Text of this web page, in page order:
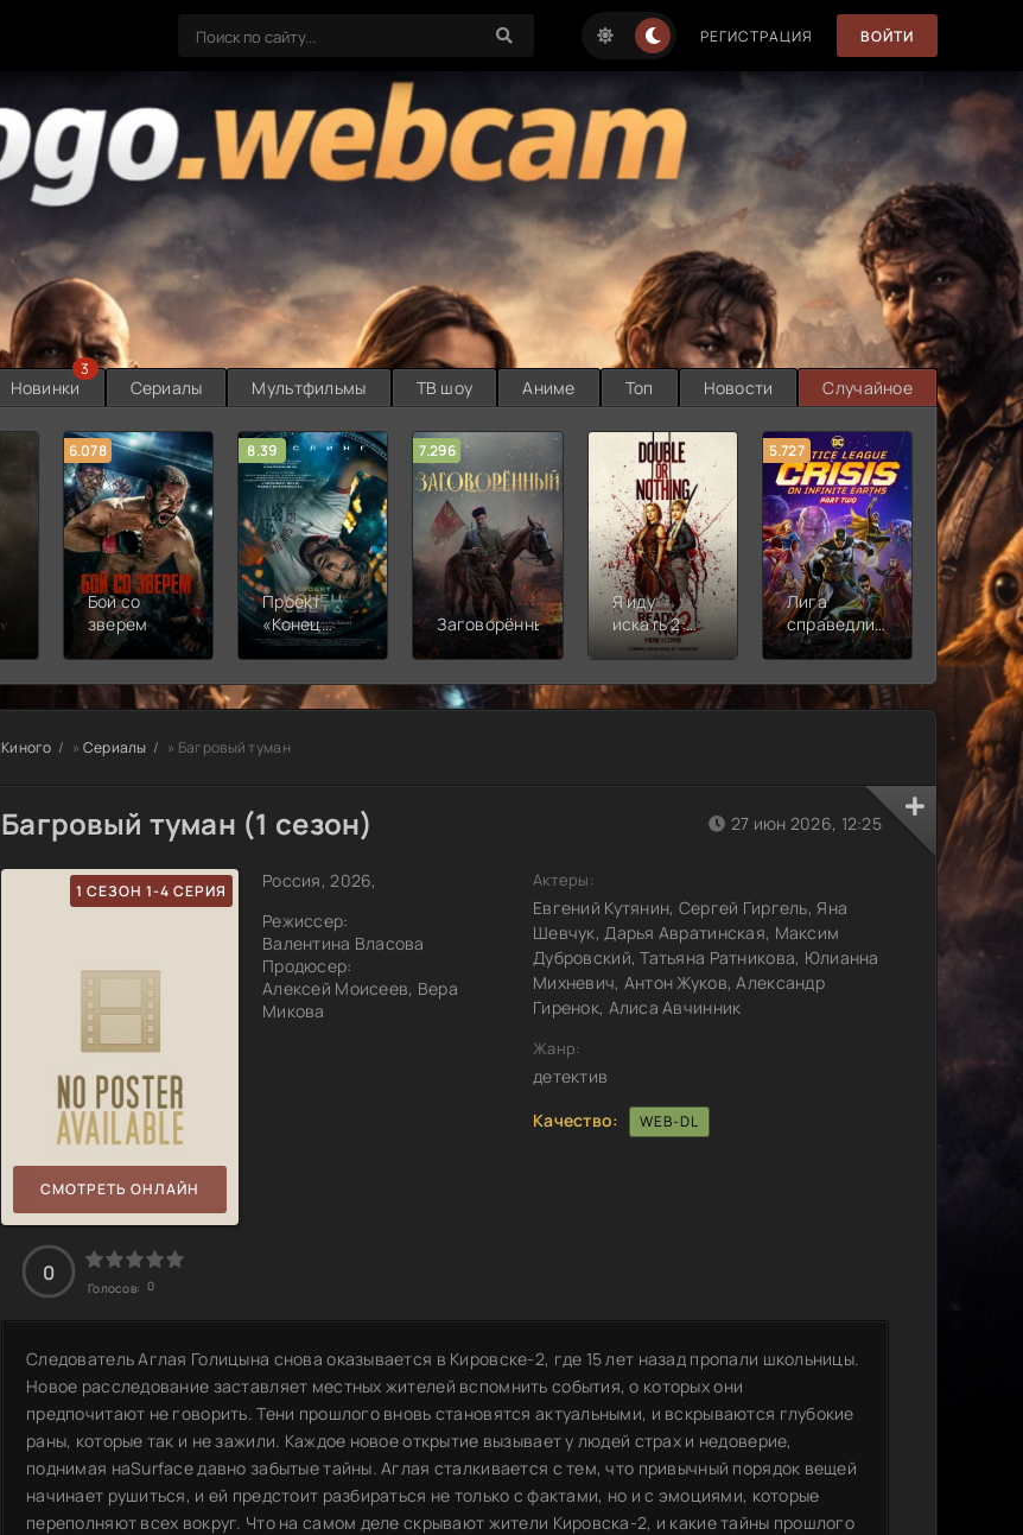
РЕГИСТРАЦИЯ ВОЙТИ
Новинки
3
Сериалы Мультфильмы ТВ шоу Аниме Топ Новости Случайное
6.078
Бой со
зверем
8.39
Проект
«Конец
света»
7.296
Заговорённый
Я иду
искать 2:
Вот и я
5.727
Лига
справедливости:
Кризис на
землях.
Часть 2
8.889
Новая
смена
Киного » Сериалы » Багровый туман
Багровый туман (1 сезон)
1 СЕЗОН 1-4 СЕРИЯ
СМОТРЕТЬ ОНЛАЙН
Россия, 2026,
Режиссер:
Валентина Власова
Продюсер:
Алексей Моисеев, Вера
Микова
27 июн 2026, 12:25
Актеры:
Евгений Кутянин, Сергей Гиргель, Яна
Шевчук, Дарья Авратинская, Максим
Дубровский, Татьяна Ратникова, Юлианна
Михневич, Антон Жуков, Александр
Гиренок, Алиса Авчинник
Жанр:
детектив
Качество:
WEB-DL
0
Голосов: 0
Следователь Аглая Голицына снова оказывается в Кировске-2, где 15 лет назад пропали школьницы.
Новое расследование заставляет местных жителей вспомнить события, о которых они
предпочитают не говорить. Тени прошлого вновь становятся актуальными, и вскрываются глубокие
раны, которые так и не зажили. Каждое новое открытие вызывает у людей страх и недоверие,
поднимая наSurface давно забытые тайны. Аглая сталкивается с тем, что привычный порядок вещей
начинает рушиться, и ей предстоит разбираться не только с фактами, но и с эмоциями, которые
переполняют всех вокруг. Что на самом деле скрывают жители Кировска-2, и какие тайны прошлого